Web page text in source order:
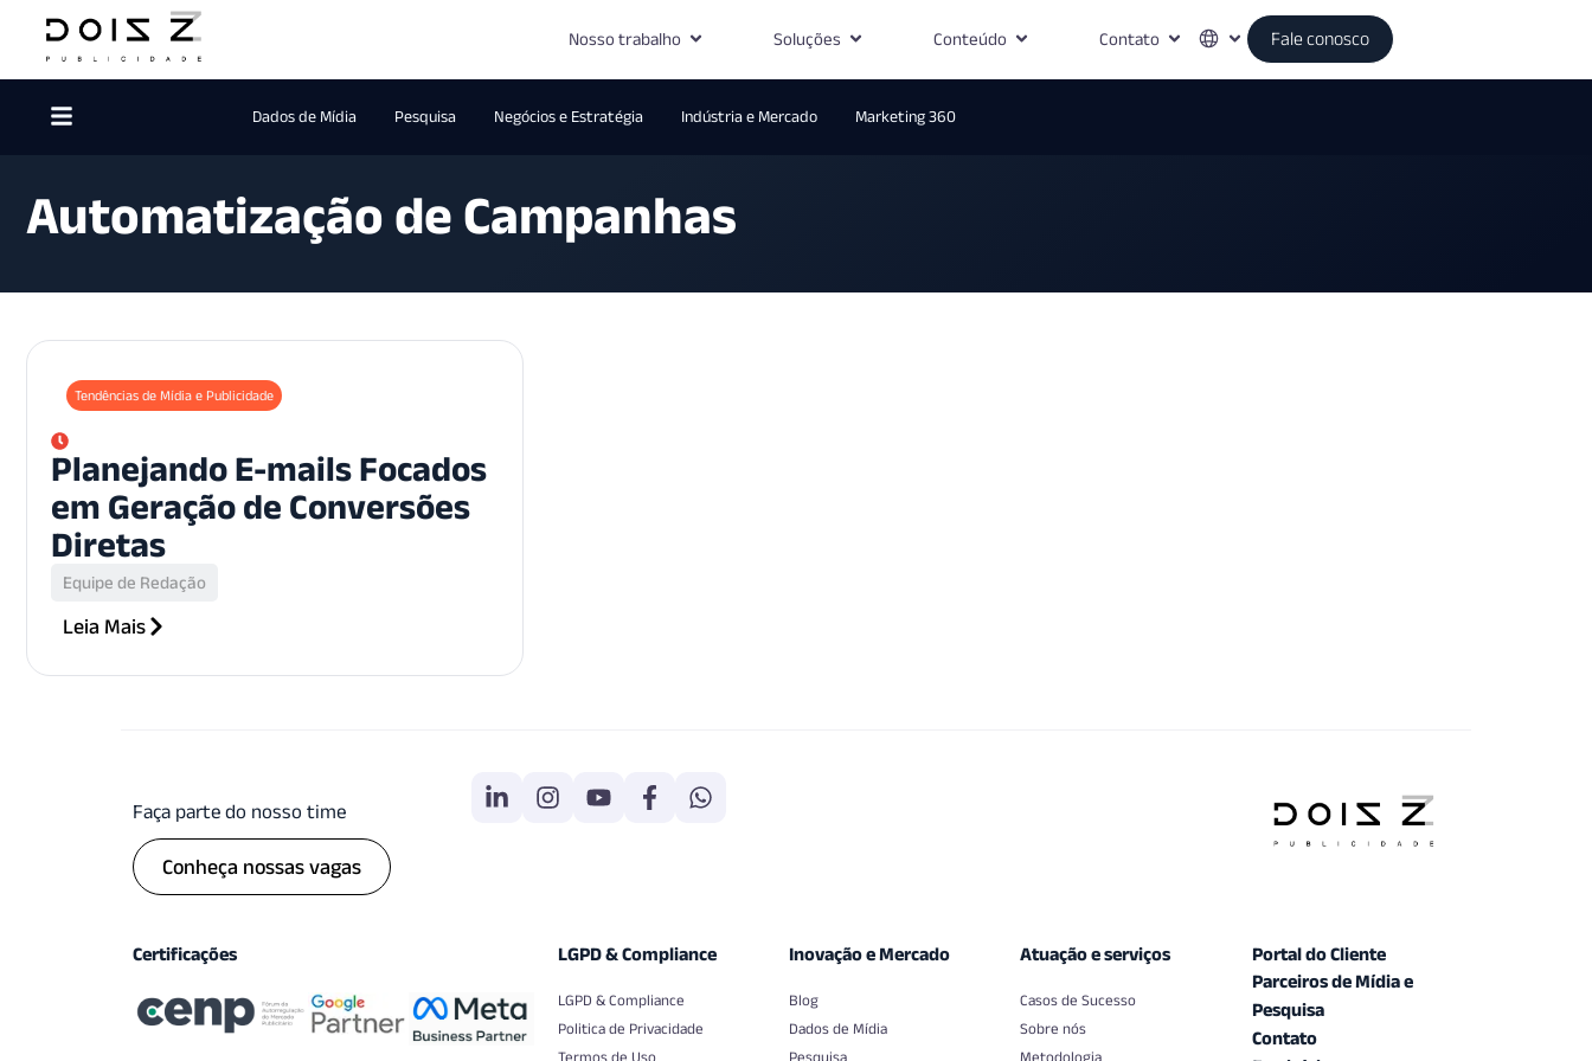
Nosso trabalho Soluções Conteúdo Contato Fale conosco
Dados de Mídia Pesquisa Negócios e Estratégia Indústria e Mercado Marketing 360
Automatização de Campanhas
Tendências de Mídia e Publicidade
Planejando E-mails Focados
em Geração de Conversões
Diretas
Equipe de Redação
Leia Mais
Faça parte do nosso time
Conheça nossas vagas
Certificações LGPD & Compliance
LGPD & Compliance
Politica de Privacidade
Termos de Uso
Inovação e Mercado
Blog
Dados de Mídia
Pesquisa
Atuação e serviços
Casos de Sucesso
Sobre nós
Metodologia
Portal do Cliente
Parceiros de Mídia e
Pesquisa
Contato